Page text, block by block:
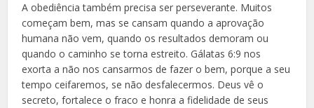
A obediência também precisa ser perseverante. Muitos
começam bem, mas se cansam quando a aprovação
humana não vem, quando os resultados demoram ou
quando o caminho se torna estreito. Gálatas 6:9 nos
exorta a não nos cansarmos de fazer o bem, porque a seu
tempo ceifaremos, se não desfalecermos. Deus vê o
secreto, fortalece o fraco e honra a fidelidade de seus